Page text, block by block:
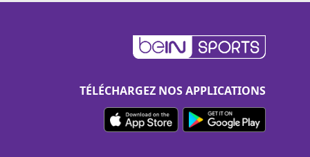
TÉLÉCHARGEZ NOS APPLICATIONS